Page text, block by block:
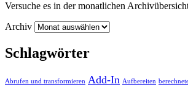
Versuche es in der monatlichen
Archiv
Schlagwörter
Abrufen und transformieren Add-In Aufbereiten